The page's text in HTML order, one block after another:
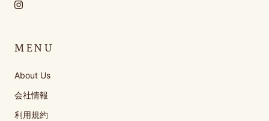
MENU
About Us
会社情報
利用規約